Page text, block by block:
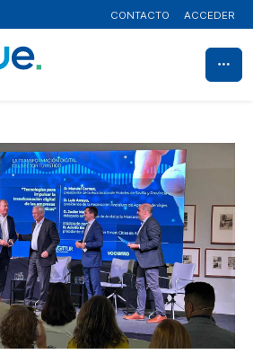
CONTACTO ACCEDER